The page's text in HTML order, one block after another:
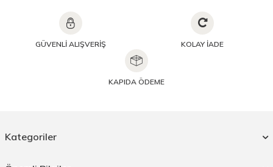
GÜVENLİ ALIŞVERİŞ KOLAY İADE
KAPIDA ÖDEME
Kategoriler